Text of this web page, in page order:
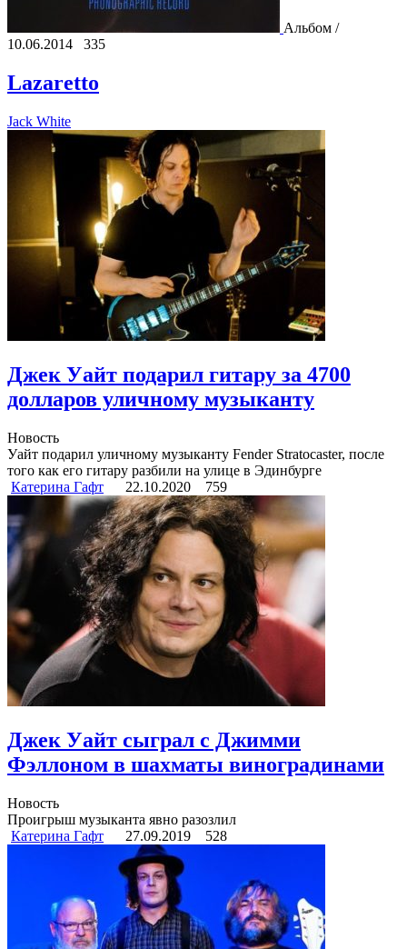
Альбом /
10.06.2014
335
Lazaretto
Jack White
Джек Уайт подарил гитару за 4700
долларов уличному музыканту
Новость
Уайт подарил уличному музыканту Fender Stratocaster, после
того как его гитару разбили на улице в Эдинбурге
Катерина Гафт
22.10.2020 759
Джек Уайт сыграл с Джимми
Фэллоном в шахматы виноградинами
Новость
Проигрыш музыканта явно разозлил
Катерина Гафт
27.09.2019 528